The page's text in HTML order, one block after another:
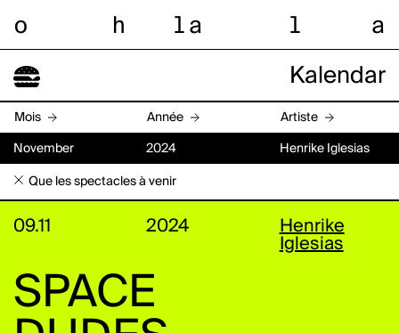
o h l a l a
Kalendar
Mois Année Artiste
November 2024 Henrike Iglesias
Que les spectacles à venir
09.11 2024
Henrike
Iglesias
SPACE